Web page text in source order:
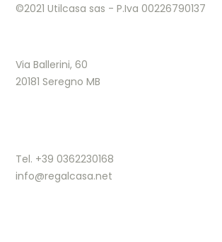
©2021 Utilcasa sas - P.Iva 00226790137
Via Ballerini, 60
20181 Seregno MB
Tel. +39 0362230168
info@regalcasa.net